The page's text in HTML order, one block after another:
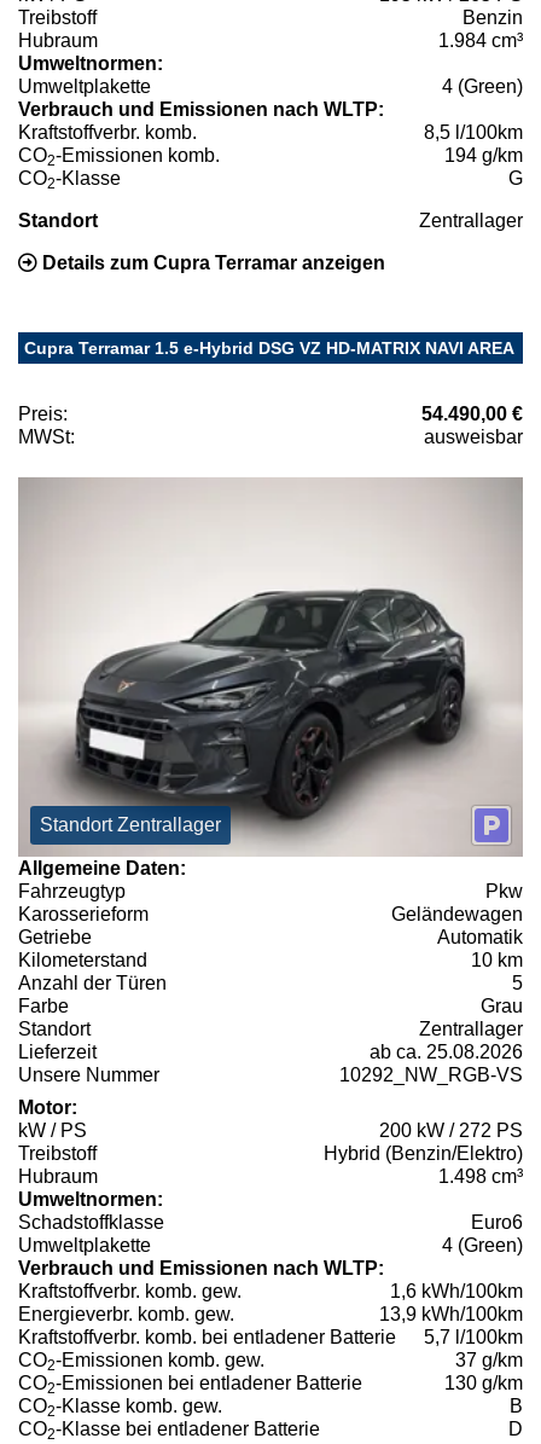
Treibstoff
Benzin
Hubraum
1.984 cm³
Umweltnormen:
Umweltplakette
4 (Green)
Verbrauch und Emissionen nach WLTP:
Kraftstoffverbr. komb.
8,5 l/100km
CO2-Emissionen komb.
194 g/km
CO2-Klasse G
Standort Zentrallager
Details zum Cupra Terramar anzeigen
Cupra Terramar 1.5 e-Hybrid DSG VZ HD-MATRIX NAVI AREA
Preis:
54.490,00 €
MWSt:
ausweisbar
Standort Zentrallager
Allgemeine Daten:
Fahrzeugtyp
Pkw
Karosserieform
Geländewagen
Getriebe
Automatik
Kilometerstand
10 km
Anzahl der Türen
5
Farbe
Grau
Standort
Zentrallager
Lieferzeit
ab ca. 25.08.2026
Unsere Nummer
10292_NW_RGB-VS
Motor:
kW / PS
200 kW / 272 PS
Treibstoff
Hybrid (Benzin/Elektro)
Hubraum
1.498 cm³
Umweltnormen:
Schadstoffklasse
Euro6
Umweltplakette
4 (Green)
Verbrauch und Emissionen nach WLTP:
Kraftstoffverbr. komb. gew.
1,6 kWh/100km
Energieverbr. komb. gew.
13,9 kWh/100km
Kraftstoffverbr. komb. bei entladener Batterie
5,7 l/100km
CO2-Emissionen komb. gew.
37 g/km
CO2-Emissionen bei entladener Batterie
130 g/km
CO2-Klasse komb. gew.
B
CO2-Klasse bei entladener Batterie D